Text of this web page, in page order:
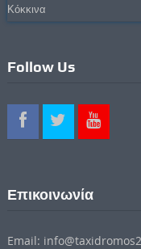
Κόκκινα
Follow Us
Επικοινωνία
Email: